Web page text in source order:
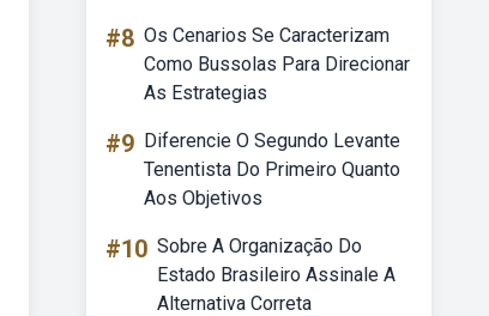
#8 Os Cenarios Se Caracterizam
Como Bussolas Para Direcionar
As Estrategias
#9 Diferencie O Segundo Levante
Tenentista Do Primeiro Quanto
Aos Objetivos
#10 Sobre A Organização Do
Estado Brasileiro Assinale A
Alternativa Correta